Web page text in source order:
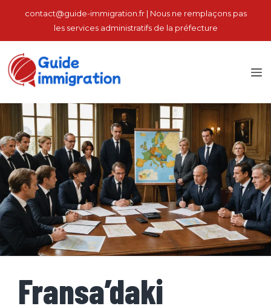
contact@guide-immigration.fr | Nous ne remplaçons pas
les services administratifs de la préfecture
Fransa’daki